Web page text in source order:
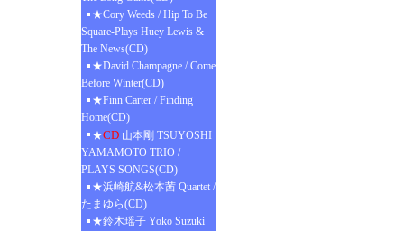
★Cory Weeds / Hip To Be
Square-Plays Huey Lewis &
The News(CD)
★David Champagne / Come
Before Winter(CD)
★Finn Carter / Finding
Home(CD)
★CD 山本剛 TSUYOSHI
YAMAMOTO TRIO /
PLAYS SONGS(CD)
★浜崎航&松本茜 Quartet /
たまゆら(CD)
★鈴木瑶子 Yoko Suzuki